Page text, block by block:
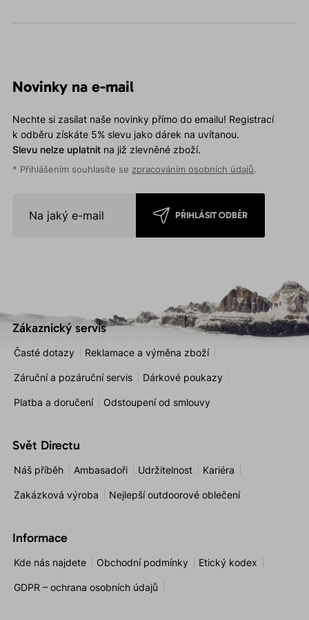
Novinky na e-mail
Nechte si zasílat naše novinky přímo do emailu! Registrací
k odběru získáte 5% slevu jako dárek na uvítanou.
Slevu nelze uplatnitna již zlevněné zboží.
* Přihlášením souhlasíte se zpracováním osobních údajů.
PŘIHLÁSIT ODBĚR
Zákaznický servis
Časté dotazy Reklamace a výměna zboží
Záruční a pozáruční servis Dárkové poukazy
Platba a doručení Odstoupení od smlouvy
Svět Directu
Náš příběh Ambasadoři Udržitelnost Kariéra
Zakázková výroba Nejlepší outdoorové oblečení
Informace
Kde nás najdete Obchodní podmínky Etický kodex
GDPR – ochrana osobních údajů